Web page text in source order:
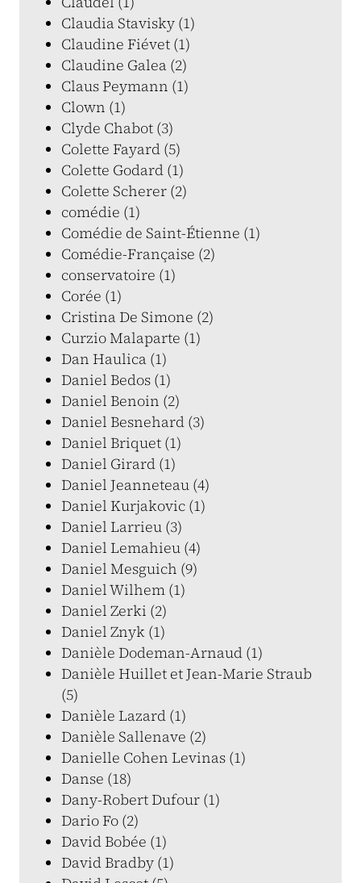
Claudia Stavisky (1)
Claudine Fiévet (1)
Claudine Galea (2)
Claus Peymann (1)
Clown (1)
Clyde Chabot (3)
Colette Fayard (5)
Colette Godard (1)
Colette Scherer (2)
comédie (1)
Comédie de Saint-Étienne (1)
Comédie-Française (2)
conservatoire (1)
Corée (1)
Cristina De Simone (2)
Curzio Malaparte (1)
Dan Haulica (1)
Daniel Bedos (1)
Daniel Benoin (2)
Daniel Besnehard (3)
Daniel Briquet (1)
Daniel Girard (1)
Daniel Jeanneteau (4)
Daniel Kurjakovic (1)
Daniel Larrieu (3)
Daniel Lemahieu (4)
Daniel Mesguich (9)
Daniel Wilhem (1)
Daniel Zerki (2)
Daniel Znyk (1)
Danièle Dodeman-Arnaud (1)
Danièle Huillet et Jean-Marie Straub
(5)
Danièle Lazard (1)
Danièle Sallenave (2)
Danielle Cohen Levinas (1)
Danse (18)
Dany-Robert Dufour (1)
Dario Fo (2)
David Bobée (1)
David Bradby (1)